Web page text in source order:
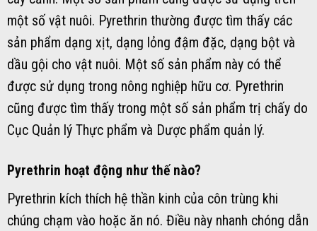
một số vật nuôi. Pyrethrin thường được tìm thấy các
sản phẩm dạng xịt, dạng lỏng đậm đặc, dạng bột và
dầu gội cho vật nuôi. Một số sản phẩm này có thể
được sử dụng trong nông nghiệp hữu cơ. Pyrethrin
cũng được tìm thấy trong một số sản phẩm trị chấy do
Cục Quản lý Thực phẩm và Dược phẩm quản lý.
Pyrethrin hoạt động như thế nào?
Pyrethrin kích thích hệ thần kinh của côn trùng khi
chúng chạm vào hoặc ăn nó. Điều này nhanh chóng dẫn